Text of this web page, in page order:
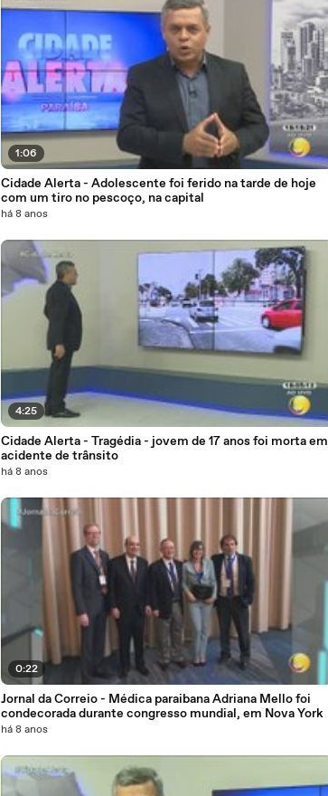
1:06
Cidade Alerta - Adolescente foi ferido na tarde de hoje
com um tiro no pescoço, na capital
há 8 anos
4:25
Cidade Alerta - Tragédia - jovem de 17 anos foi morta em
acidente de trânsito
há 8 anos
0:22
Jornal da Correio - Médica paraibana Adriana Mello foi
condecorada durante congresso mundial, em Nova York
há 8 anos